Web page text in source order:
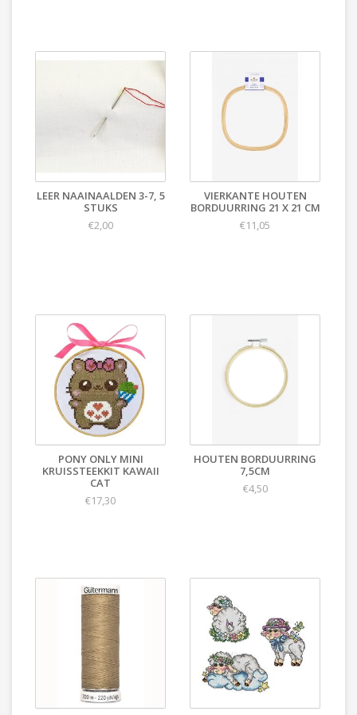
LEER NAAINAALDEN 3-7, 5
STUKS
€2,00
VIERKANTE HOUTEN
BORDUURRING 21 X 21 CM
€11,05
PONY ONLY MINI
KRUISSTEEKKIT KAWAII
CAT
€17,30
HOUTEN BORDUURRING
7,5CM
€4,50